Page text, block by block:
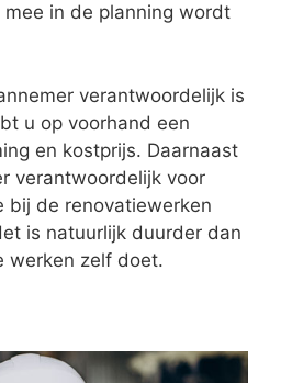
in de planning wordt
verantwoordelijk is
u op voorhand een
en kostprijs. Daarnaast
verantwoordelijk voor
bij de renovatiewerken
is natuurlijk duurder dan
werken zelf doet.